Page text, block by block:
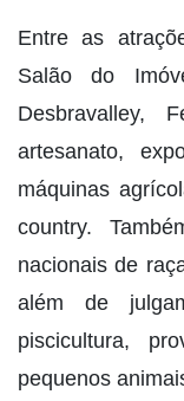
Entre as
Salão do
Desbravalley,
artesanato,
máquinas
country.
nacionais de
além de
piscicultura,
pequenos